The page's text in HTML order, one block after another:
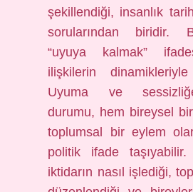
şekillendiği, insanlık
sorularından biridir.
“uyuya kalmak”
ilişkilerin dinamikleriyle
Uyuma ve
durumu, hem bireysel
toplumsal bir eylem
politik ifade
iktidarın nasıl işlediği,